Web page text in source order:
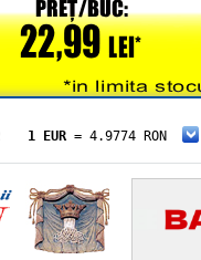
1 EUR = 4.9774 RON
= 5.8304 RON
1 XAU= 464.4611 RON
1 AED= 1.1933 RON
1 AUD= 2.7957 RON
1 BGN= 2.5449 RON